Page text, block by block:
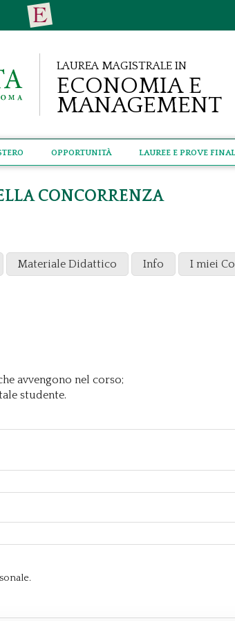
Laurea Magistrale in
Economia e
Management
Opportunità Lauree e Prove
CONCORRENZA
Materiale Didattico Info I miei
avvengono nel corso;
studente.